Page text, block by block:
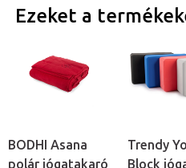
Ezeket a
BODHI Asana
polár jógatakaró
Trendy
Block